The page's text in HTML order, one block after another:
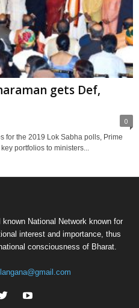
gets Def,
0
for the 2019 Lok Sabha polls, Prime
portfolios to ministers...
National Network known for
interest and importance, thus
consciousness of Bharat.